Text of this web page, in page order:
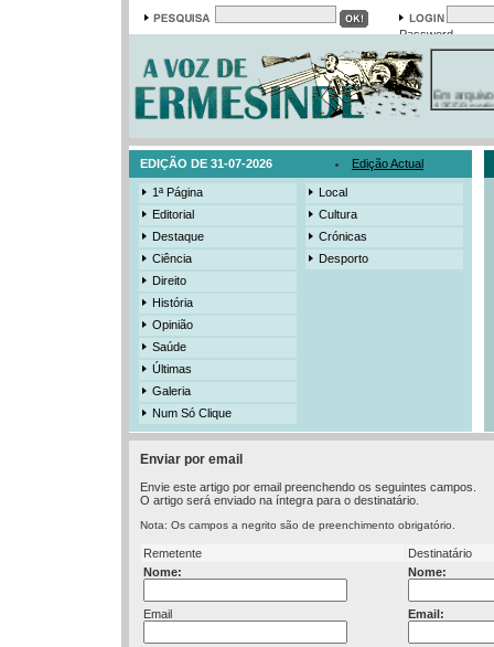
Password
Em arquivo
13558
19421
525
EDIÇÃO DE 31-07-2026 Edição Actual
1ª Página
Editorial
Destaque
Ciência
Direito
História
Opinião
Saúde
Últimas
Galeria
Num Só Clique
Local
Cultura
Crónicas
Desporto
Enviar por email
Envie este artigo por email preenchendo os seguintes campos.
O artigo será enviado na íntegra para o destinatário.
Nota: Os campos a negrito são de preenchimento obrigatório.
Remetente
Destinatário
Nome:
Nome:
Email Email: